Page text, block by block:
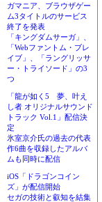
ガマニア、ブラウザゲー
ム3タイトルのサービス
終了を発表
「キングダムサーガ」、
「Webファントム・ブレ
イブ」、「ラングリッサ
ー・トライソード」の3
つ
「龍が如く5 夢、叶え
し者 オリジナルサウンド
トラック Vol.1」配信決
定
氷室京介氏の過去の代表
作6曲を収録したアルバ
ムも同時に配信
iOS「ドラゴンコイン
ズ」が配信開始
セガの技術と叡知を結集